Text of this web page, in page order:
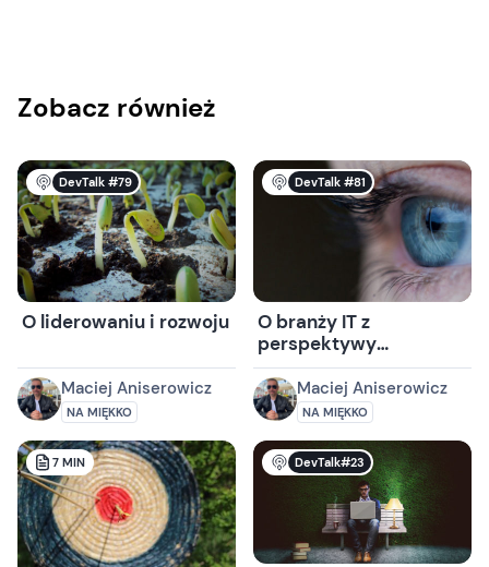
Zobacz również
DevTalk #79
O liderowaniu i rozwoju
Maciej Aniserowicz
NA MIĘKKO
DevTalk #81
O branży IT z
perspektywy
humanistki z Joanną
Bochyńską
Maciej Aniserowicz
NA MIĘKKO
7 MIN DevTalk#23